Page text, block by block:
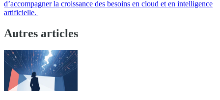
d’accompagner la croissance des besoins en cloud et en intelligence
artificielle.
Autres articles